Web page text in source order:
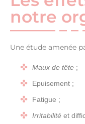
notre
Une étude amenée
Maux de tête ;
Epuisement ;
Fatigue ;
Irritabilité et